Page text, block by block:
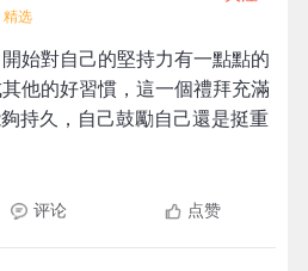
精选
始對自己的堅持力有一點點的
他的好習慣，這一個禮拜充滿
持久，自己鼓勵自己還是挺重
评论 点赞